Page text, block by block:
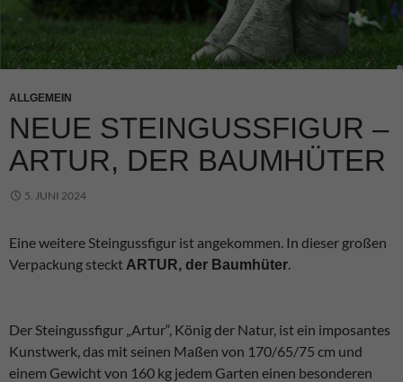
ALLGEMEIN
NEUE STEINGUSSFIGUR –
ARTUR, DER BAUMHÜTER
5. JUNI 2024
Eine weitere Steingussfigur ist angekommen. In dieser großen
Verpackung steckt ARTUR, der Baumhüter.
Der Steingussfigur „Artur“, König der Natur, ist ein imposantes
Kunstwerk, das mit seinen Maßen von 170/65/75 cm und
einem Gewicht von 160 kg jedem Garten einen besonderen